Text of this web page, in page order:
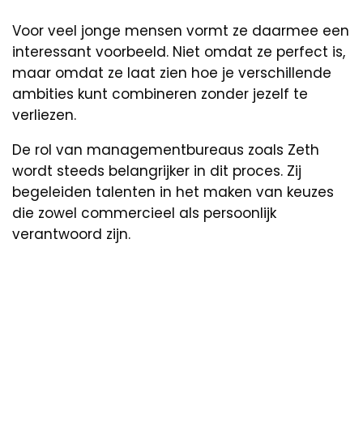
Voor veel jonge mensen vormt ze daarmee een
interessant voorbeeld. Niet omdat ze perfect is,
maar omdat ze laat zien hoe je verschillende
ambities kunt combineren zonder jezelf te
verliezen.
De rol van managementbureaus zoals Zeth
wordt steeds belangrijker in dit proces. Zij
begeleiden talenten in het maken van keuzes
die zowel commercieel als persoonlijk
verantwoord zijn.